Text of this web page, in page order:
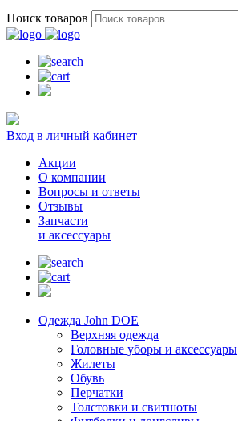
Поиск товаров
Вход в личный кабинет
Акции
О компании
Вопросы и ответы
Отзывы
Запчасти
и аксессуары
Одежда John DOE
Верхняя одежда
Головные уборы и аксессуары
Жилеты
Обувь
Перчатки
Толстовки и свитшоты